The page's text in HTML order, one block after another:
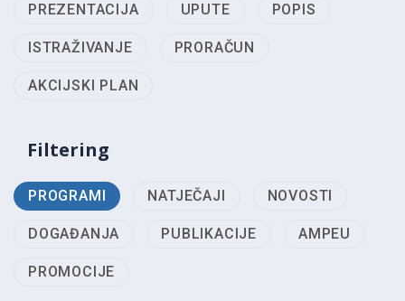
PREZENTACIJA UPUTE POPIS
ISTRAŽIVANJE PRORAČUN
AKCIJSKI PLAN
Filtering
PROGRAMI NATJEČAJI NOVOSTI
DOGAĐANJA PUBLIKACIJE AMPEU
PROMOCIJE